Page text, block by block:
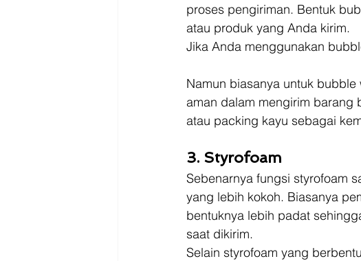
proses pengiriman. Bentuk
atau produk yang Anda kirim.
Jika Anda menggunakan
Namun biasanya untuk
aman dalam mengirim barang
atau packing kayu sebagai
3. Styrofoam
Sebenarnya fungsi styrofoam
yang lebih kokoh. Biasanya
bentuknya lebih padat
saat dikirim.
Selain styrofoam yang